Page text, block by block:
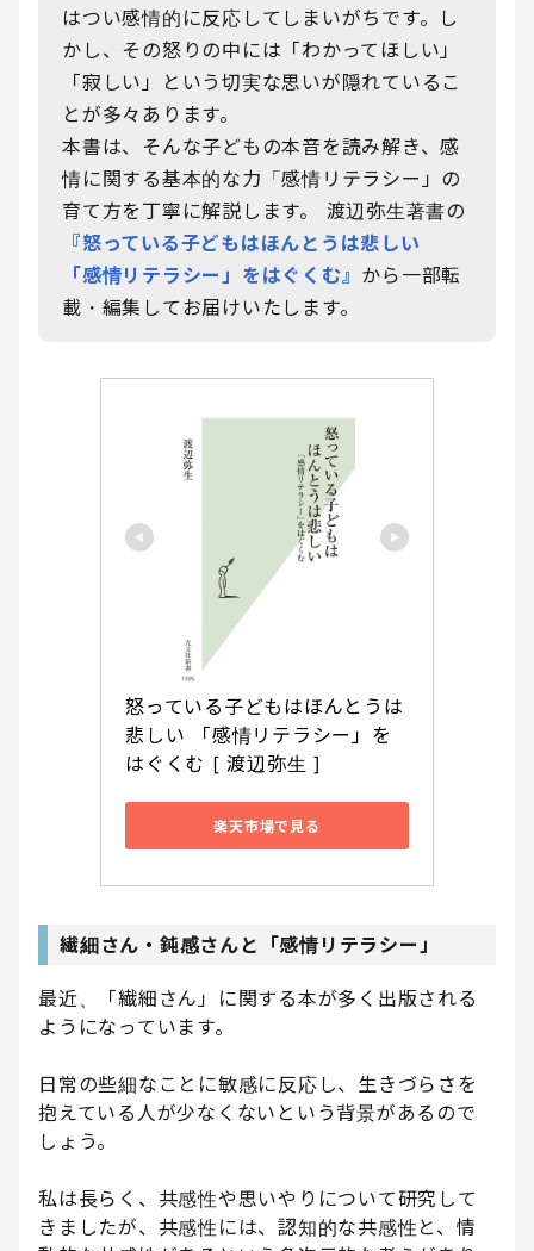
はつい感情的に反応してしまいがちです。し
かし、その怒りの中には「わかってほしい」
「寂しい」という切実な思いが隠れているこ
とが多々あります。
本書は、そんな子どもの本音を読み解き、感
情に関する基本的な力「感情リテラシー」の
育て方を丁寧に解説します。 渡辺弥生著書の
『怒っている子どもはほんとうは悲しい
「感情リテラシー」をはぐくむ』 から一部転
載・編集してお届けいたします。
怒っている子どもはほんとうは
悲しい 「感情リテラシー」を
はぐくむ [ 渡辺弥生 ]
楽天市場で見る
繊細さん・鈍感さんと「感情リテラシー」
最近、「繊細さん」に関する本が多く出版される
ようになっています。
日常の些細なことに敏感に反応し、生きづらさを
抱えている人が少なくないという背景があるので
しょう。
私は長らく、共感性や思いやりについて研究して
きましたが、共感性には、認知的な共感性と、情